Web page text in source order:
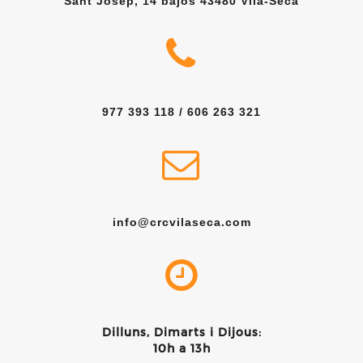
977 393 118 / 606 263 321
info@crcvilaseca.com
Dilluns, Dimarts i Dijous:
10h a 13h